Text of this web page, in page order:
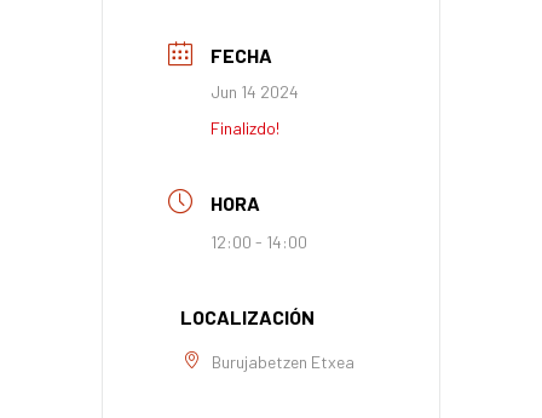
FECHA
Jun 14 2024
Finalizdo!
HORA
12:00 - 14:00
LOCALIZACIÓN
Burujabetzen Etxea